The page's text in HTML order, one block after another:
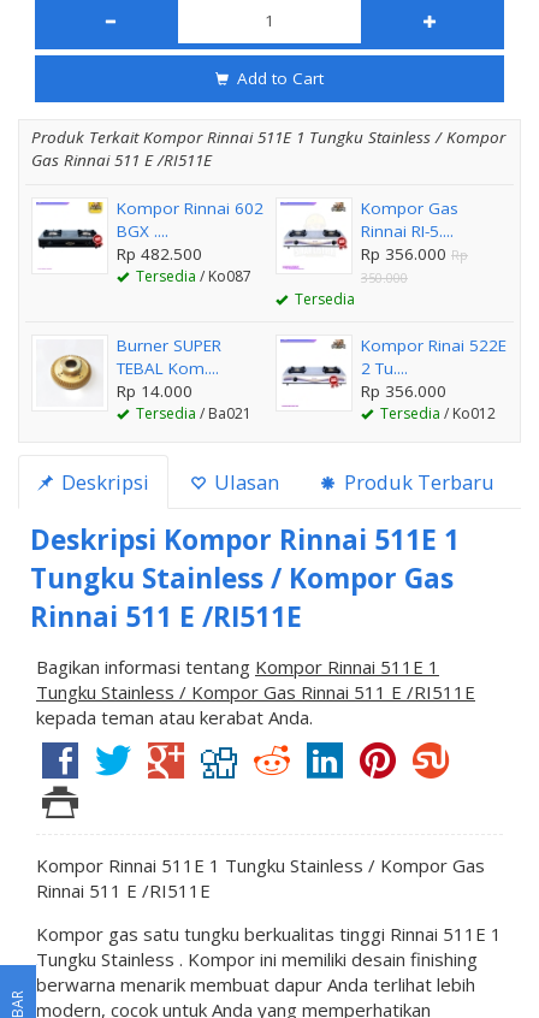
Add to Cart
Produk Terkait Kompor Rinnai 511E 1 Tungku Stainless / Kompor
Gas Rinnai 511 E /RI511E
Kompor Rinnai 602
BGX ....
Rp 482.500
Tersedia / Ko087
Kompor Gas
Rinnai RI-5....
Rp 356.000 Rp
350.000
Tersedia
Burner SUPER
TEBAL Kom....
Rp 14.000
Tersedia / Ba021
Kompor Rinai 522E
2 Tu....
Rp 356.000
Tersedia / Ko012
Deskripsi Ulasan Produk Terbaru
Deskripsi Kompor Rinnai 511E 1
Tungku Stainless / Kompor Gas
Rinnai 511 E /RI511E
Bagikan informasi tentang Kompor Rinnai 511E 1
Tungku Stainless / Kompor Gas Rinnai 511 E /RI511E
kepada teman atau kerabat Anda.
Kompor Rinnai 511E 1 Tungku Stainless / Kompor Gas
Rinnai 511 E /RI511E
Kompor gas satu tungku berkualitas tinggi Rinnai 511E 1
Tungku Stainless . Kompor ini memiliki desain finishing
berwarna menarik membuat dapur Anda terlihat lebih
modern, cocok untuk Anda yang memperhatikan